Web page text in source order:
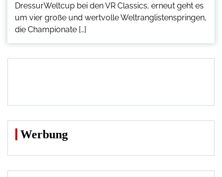
DressurWeltcup bei den VR Classics, erneut geht es
um vier große und wertvolle Weltranglistenspringen,
die Championate […]
Werbung